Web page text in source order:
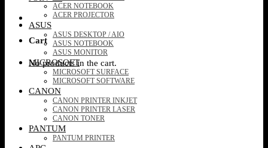
Cart
No products in the cart.
ACER NOTEBOOK
ACER PROJECTOR
ASUS
ASUS DESKTOP / AIO
ASUS NOTEBOOK
ASUS MONITOR
MICROSOFT
MICROSOFT SURFACE
MICROSOFT SOFTWARE
CANON
CANON PRINTER INKJET
CANON PRINTER LASER
CANON TONER
PANTUM
PANTUM PRINTER